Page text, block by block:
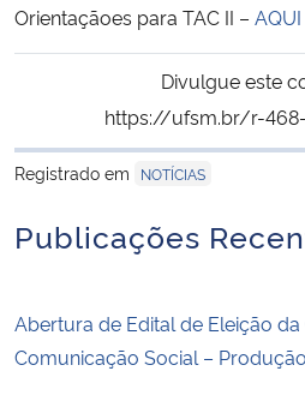
Ministério do Turismo
Controladoria-Geral da União
Ministério da Mulher, da Família e dos
Orientaçãoes para TAC II – AQUI
Divulgue este
https://ufsm.br/r-
Registrado em
NOTÍCIAS
Publicações
Abertura de Edital de Eleição
Comunicação Social –